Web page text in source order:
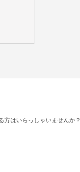
方はいらっしゃいませんか？